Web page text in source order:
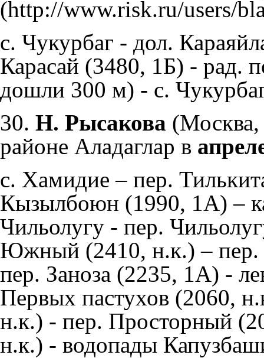
с. Чукурбаг - дол.
Карасай (3480, 1Б) - рад.
дошли 300 м) - с.
30. Н. Рысакова
районе Аладаглар в
с. Хамидие – пер.
Кызылбоюн (1990, 1А) –
Чильолугу - пер.
Южный (2410, н.к.) – пер.
пер. Заноза (2235, 1А) -
Первых пастухов (2060,
н.к.) - пер. Просторный
н.к.) - водопады